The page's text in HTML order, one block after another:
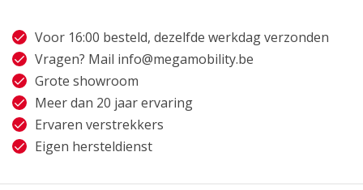
Voor 16:00 besteld, dezelfde werkdag verzonden
Vragen? Mail info@megamobility.be
Grote showroom
Meer dan 20 jaar ervaring
Ervaren verstrekkers
Eigen hersteldienst